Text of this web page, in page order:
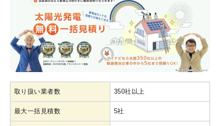
取り扱い業者数 350社以上
最大一括見積数 5社